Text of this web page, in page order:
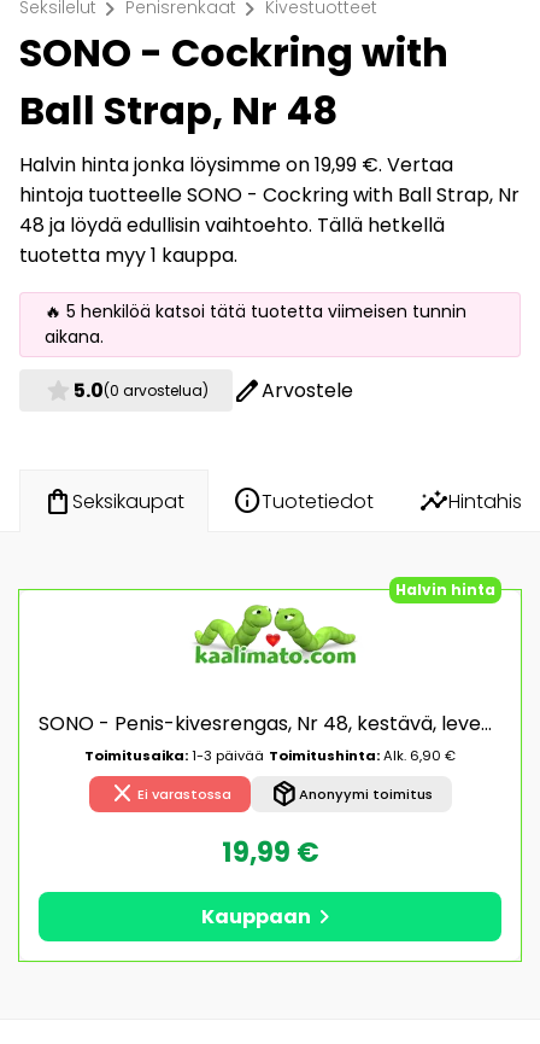
Seksilelut chevron_right Penisrenkaat chevron_right Kivestuotteet
SONO - Cockring with
Ball Strap, Nr 48
Halvin hinta jonka löysimme on 19,99 €. Vertaa
hintoja tuotteelle SONO - Cockring with Ball Strap, Nr
48 ja löydä edullisin vaihtoehto. Tällä hetkellä
tuotetta myy 1 kauppa.
🔥 5 henkilöä katsoi tätä tuotetta viimeisen tunnin
aikana.
star 5.0(0 arvostelua) editArvostele
shopping_bagSeksikaupat infoTuotetiedot insights
Halvin hinta
SONO - Penis-kivesrengas, Nr 48, kestävä, leveä, TPE
Toimitusaika:1-3 päivää Toimitushinta:Alk. 6,90 €
close Ei varastossa package_2Anonyymi toimitus
19,99 €
Kauppaan chevron_right